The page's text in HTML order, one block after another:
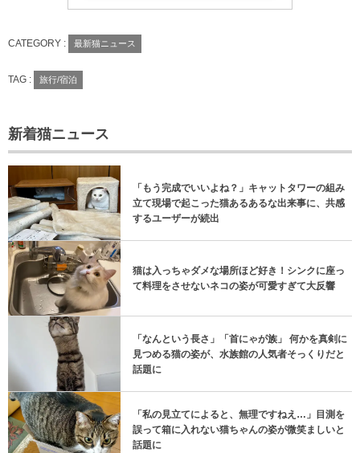
CATEGORY : 最新猫ニュース
TAG : 旅行/宿泊
新着猫ニュース
「もう完成でいいよね？」キャットタワーの組み
立て現場で起こった猫あるあるな出来事に、共感
するユーザーが続出
猫は入っちゃダメな場所ほど好き！シンクに座っ
て料理をさせないネコの姿が可愛すぎて大反響
「なんという長さ」「首にゃが族」 何かを真剣に
見つめる猫の姿が、水族館の人気者そっくりだと
話題に
「私の見立てによると、無理ですねえ…」目測を
誤って箱に入れない猫ちゃんの姿が微笑ましいと
話題に